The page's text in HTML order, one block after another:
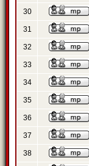
30
31
32
33
34
35
36
37
38